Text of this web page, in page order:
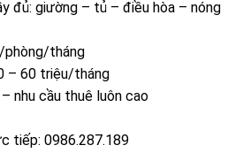
đủ: giường – tủ – điều hòa – nóng
phòng/tháng
– 60 triệu/tháng
– nhu cầu thuê luôn cao
tiếp: 0986.287.189